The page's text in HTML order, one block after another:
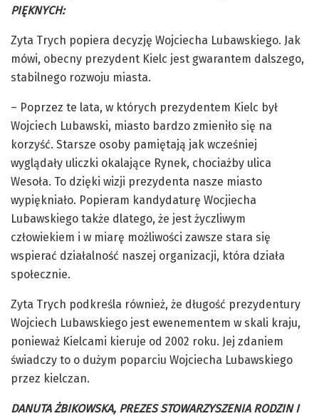
PIĘKNYCH:
Zyta Trych popiera decyzję Wojciecha Lubawskiego. Jak
mówi, obecny prezydent Kielc jest gwarantem dalszego,
stabilnego rozwoju miasta.
– Poprzez te lata, w których prezydentem Kielc był
Wojciech Lubawski, miasto bardzo zmieniło się na
korzyść. Starsze osoby pamiętają jak wcześniej
wyglądały uliczki okalające Rynek, chociażby ulica
Wesoła. To dzięki wizji prezydenta nasze miasto
wypiękniało. Popieram kandydaturę Wocjiecha
Lubawskiego także dlatego, że jest życzliwym
człowiekiem i w miarę możliwości zawsze stara się
wspierać działalność naszej organizacji, która działa
społecznie.
Zyta Trych podkreśla również, że długość prezydentury
Wojciech Lubawskiego jest ewenementem w skali kraju,
ponieważ Kielcami kieruje od 2002 roku. Jej zdaniem
świadczy to o dużym poparciu Wojciecha Lubawskiego
przez kielczan.
DANUTA ŻBIKOWSKA, PREZES STOWARZYSZENIA RODZIN I